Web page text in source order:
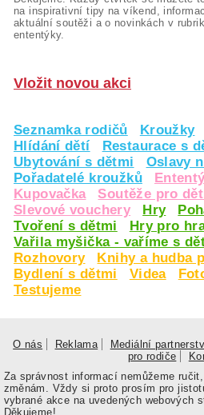
na inspirativní tipy na víkend,
aktuální soutěži a o novinkách v
ententýky.
Vložit novou akci
Seznamka rodičů Kroužky
Hlídání dětí
Restaurace s
Ubytování s dětmi
Oslavy
Pořadatelé kroužků
Kupovačka
Soutěže pro
Slevové vouchery
Hry
Tvoření s dětmi
Hry pro
Vařila myšička - vaříme s
Rozhovory
Knihy a hudba
Bydlení s dětmi
Videa
Testujeme
O nás Reklama Mediální
pro rodiče
Za správnost informací nemůžeme
změnám. Vždy si proto prosím pro
vybrané akce na uvedených webových
Děkujeme!